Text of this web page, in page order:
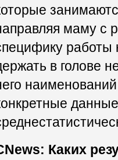
маму с
работы
в голове
Каких